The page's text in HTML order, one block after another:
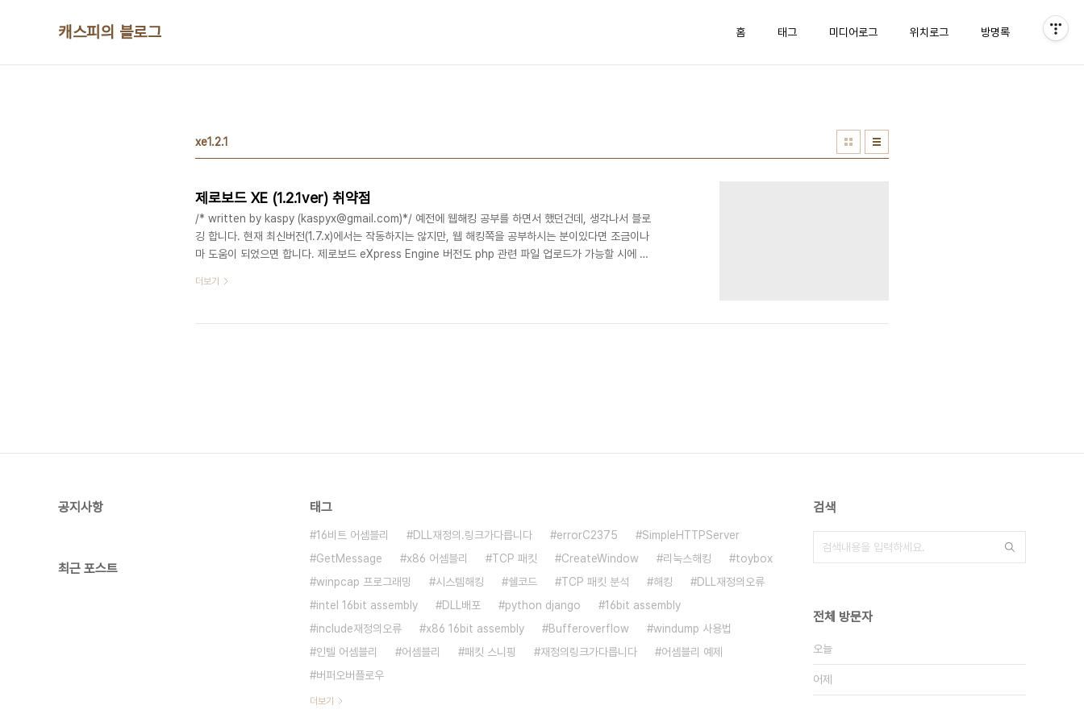
캐스피의 블로그 홈 태그 미디어로그 위치로그 방명록
xe1.2.1
제로보드 XE (1.2.1ver) 취약점
/* written by kaspy (kaspyx@gmail.com)*/ 예전에 웹해킹 공부를 하면서 했던건데, 생각나서 블로
깅 합니다. 현재 최신버전(1.7.x)에서는 작동하지는 않지만, 웹 해킹쪽을 공부하시는 분이있다면 조금이나
마 도움이 되었으면 합니다. 제로보드 eXpress Engine 버전도 php 관련 파일 업로드가 가능할 시에 웹
보고되어 패치 되었던 내용이지만 실제로 어떻게 구체적으로 웹쉘을 실행시키는지에 대해서는 나와 있지는
발생하는 소스 코드 구간은 아래와 같습니다.해당..
더보기
공지사항
최근 포스트
태그
16비트 어셈블리 DLL재정의.링크가다릅니다 errorC2375
SimpleHTTPServer
GetMessage
x86 어셈블리 TCP 패킷 CreateWindow 리눅스해킹
toybox
winpcap 프로그래밍
시스템해킹 쉘코드 TCP 패킷 분석 해킹
DLL재정의오류
intel 16bit assembly
DLL배포 python django
16bit assembly
include재정의오류
x86 16bit assembly Bufferoverflow
windump 사용법
인텔 어셈블리
어셈블리 패킷 스니핑 재정의링크가다릅니다
어셈블리 예제
버퍼오버플로우
더보기
검색
전체 방문자
오늘
어제